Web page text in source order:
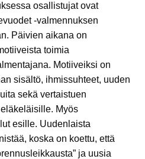
osallistujat ovat
-valmennuksen
Päivien aikana on
toimia
Motiiveiksi on
sisältö, ihmissuhteet, uuden
sekä vertaistuen
Myös
esille. Uudenlaista
koska on koettu, että
ja uusia